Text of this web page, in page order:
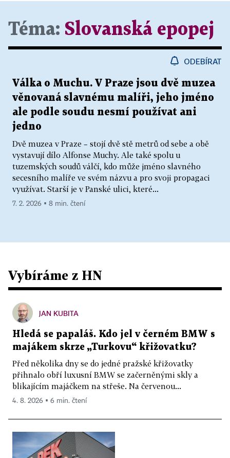
Téma: Slovanská epopej
ODEBÍRAT
Válka o Muchu. V Praze jsou dvě muzea
věnovaná slavnému malíři, jeho jméno
ale podle soudu nesmí používat ani
jedno
Dvě muzea v Praze – stojí dvě stě metrů od sebe a obě
vystavují dílo Alfonse Muchy. Ale také spolu u
tuzemských soudů válčí, kdo může jméno slavného
secesního malíře ve svém názvu a pro svoji propagaci
využívat. Starší je v Panské ulici, které...
7. 2. 2026 ▪ 8 min. čtení
Vybíráme z HN
JAN KUBITA
Hledá se papaláš. Kdo jel v černém BMW s
majákem skrze „Turkovu“ křižovatku?
Před několika dny se do jedné pražské křižovatky
přihnalo obří luxusní BMW se začerněnými skly a
blikajícím majáčkem na střeše. Na červenou...
4. 8. 2026 ▪ 6 min. čtení